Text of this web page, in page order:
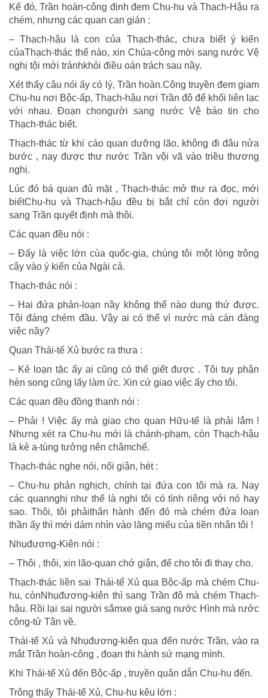
Kế đó, Trần hoàn-công định đem Chu-hu và Thạch-Hậu ra
chém, nhưng các quan can gián :
– Thạch-hậu là con của Thạch-thác, chưa biết ý kiến
củaThạch-thác thể nào, xin Chúa-công mời sang nước Vệ
nghị tội mới tránhkhỏi điều oán trách sau nầy.
Xét thấy câu nói ấy có lý, Trần hoàn.Công truyền đem giam
Chu-hu nơi Bộc-ấp, Thạch-hậu nơi Trần đô để khối liên lạc
với nhau. Đoạn chongười sang nước Vệ báo tin cho
Thạch-thác biết.
Thạch-thác từ khi cáo quan dưỡng lão, không đi đâu nửa
bước , nay được thư nước Trần vội vã vào triều thương
nghị.
Lúc đó bá quan đủ mặt , Thạch-thác mở thư ra đọc, mới
biếtChu-hu và Thạch-hậu đều bị bắt chỉ còn đợi người
sang Trần quyết định mà thôi.
Các quan đều nói :
– Đấy là việc lớn cùa quốc-gia, chúng tôi một lòng trông
cậy vào ý kiến của Ngài cả.
Thạch-thác nói :
– Hai đứa phản-loạn nầy không thể nào dung thứ được.
Tội đáng chém đầu. Vậy ai có thể vì nước mà cán đáng
việc nầy?
Quan Thái-tể Xủ bước ra thưa :
– Kẻ loạn tặc ấy ai cũng có thể giết được . Tôi tuy phận
hèn song cũng lấy làm ức. Xin cứ giao việc ấy cho tôi.
Các quan đều đồng thanh nói :
– Phải ! Việc ấy mà giao cho quan Hữu-tế là phải lắm !
Nhưng xét ra Chu-hu mới là chánh-phạm, còn Thạch-hậu
là kẻ a-tùng tưởng nên châmchế.
Thạch-thác nghe nói, nổi giận, hét :
– Chu-hu phản nghịch, chính tại đứa con tôi mà ra. Nay
các quannghị như thế là nghi tôi có tình riêng với nó hay
sao. Thôi, tôi phảithân hành đến đó mà chém đứa loạn
thần ấy thì mới dám nhìn vào lăng miếu của tiền nhân tôi !
Nhụđương-Kiên nói :
– Thôi , thôi, xin lão-quan chớ giận, để cho tôi đi thay cho.
Thạch-thác liền sai Thái-tể Xủ qua Bộc-ấp mà chém Chu-
hu, cònNhụđương-kiên thì sang Trần đô mà chém Thạch-
hậu. Rồi lại sai người sắmxe giá sang nước Hình mà rước
công-tử Tân về.
Thái-tể Xủ và Nhụđương-kiên qua đến nước Trần, vào ra
mắt Trần hoàn-công , đoạn thi hành sứ mạng mình.
Khi Thái-tế Xủ đến Bộc-ấp , truyền quân dẫn Chu-hu đến.
Trông thấy Thái-tể Xủ, Chu-hu kêu lớn :